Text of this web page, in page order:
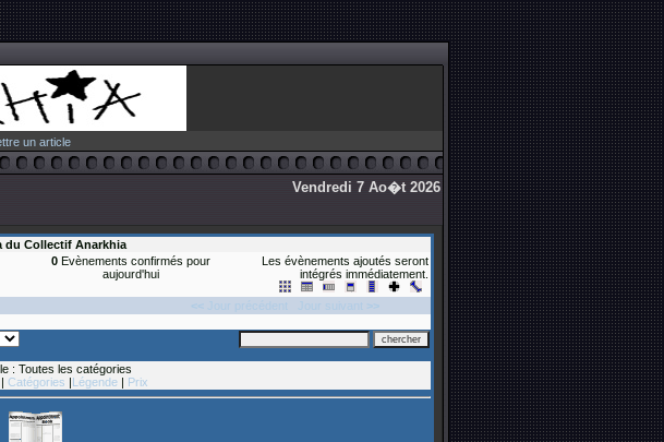
un article
Vendredi 7 Ao�t 2026
du Collectif Anarkhia
0Evènements confirmés pour
aujourd'hui
Les évènements ajoutés seront
intégrés immédiatement.
<< Jour précédent Jour suivant >>
: Toutes les catégories
| Catégories |Légende | Prix